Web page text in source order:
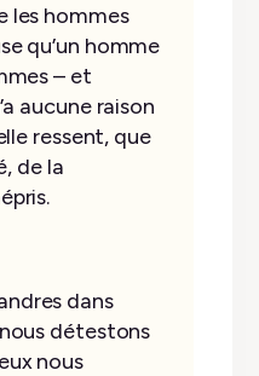
les hommes
qu’un homme
– et
aucune raison
ressent, que
de la
dans
détestons
nous